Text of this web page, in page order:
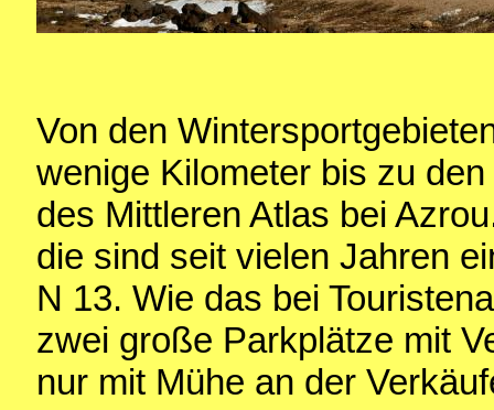
Von den
wenige Kilometer bis zu
des Mittleren Atlas bei
die sind seit vielen Jahren
N 13. Wie das bei
zwei große Parkplätze mit
nur mit Mühe an der